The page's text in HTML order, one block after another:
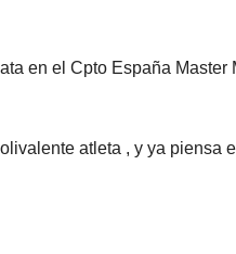
en el Cpto España
atleta , y ya piensa